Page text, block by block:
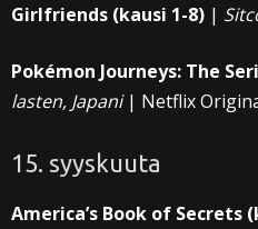
Girlfriends (kausi 1-8) |
Pokémon Journeys: The
lasten, Japani| Netflix
15. syyskuuta
America’s Book of Secrets